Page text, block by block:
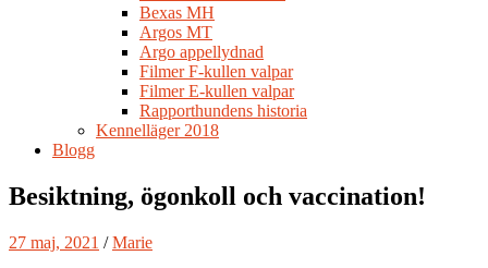
Bexas MH
Argos MT
Argo appellydnad
Filmer F-kullen valpar
Filmer E-kullen valpar
Rapporthundens historia
Kennelläger 2018
Blogg
Besiktning, ögonkoll och vaccination!
27 maj, 2021 /Marie